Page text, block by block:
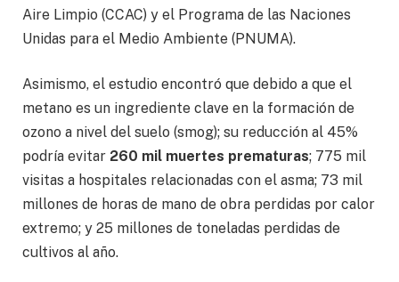
Aire Limpio (CCAC) y el Programa de las Naciones
Unidas para el Medio Ambiente (PNUMA).
Asimismo, el estudio encontró que debido a que el
metano es un ingrediente clave en la formación de
ozono a nivel del suelo (smog); su reducción al 45%
podría evitar 260 mil muertes prematuras; 775 mil
visitas a hospitales relacionadas con el asma; 73 mil
millones de horas de mano de obra perdidas por calor
extremo; y 25 millones de toneladas perdidas de
cultivos al año.